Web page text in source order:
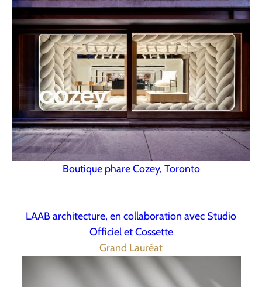
Boutique phare Cozey, Toronto
LAAB architecture, en collaboration avec Studio
Officiel et Cossette
Grand Lauréat